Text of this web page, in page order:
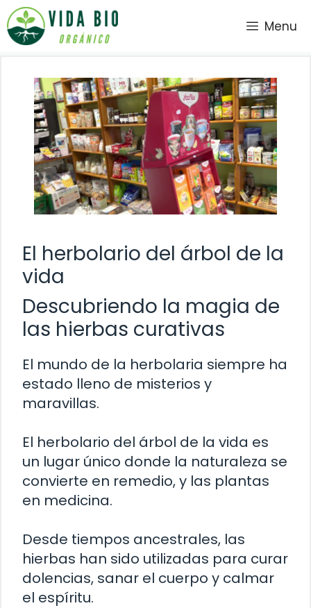
Saltar
al
contenido
Menu
El herbolario del árbol de la
vida
Descubriendo la magia de
las hierbas curativas
El mundo de la herbolaria siempre ha
estado lleno de misterios y
maravillas.
El herbolario del árbol de la vida es
un lugar único donde la naturaleza se
convierte en remedio, y las plantas
en medicina.
Desde tiempos ancestrales, las
hierbas han sido utilizadas para curar
dolencias, sanar el cuerpo y calmar
el espíritu.